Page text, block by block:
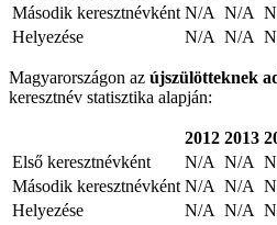
Második keresztnévként N/A N/A
Helyezése
N/A N/A
Magyarországon az újszülötteknek
keresztnév statisztika alapján:
2012 2013
Első keresztnévként
N/A N/A
Második keresztnévként N/A N/A
Helyezése
N/A N/A